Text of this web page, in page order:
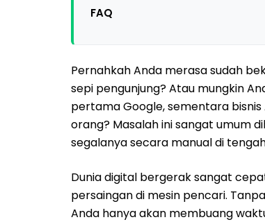
FAQ
Pernahkah Anda merasa sudah
sepi pengunjung? Atau mungkin
pertama Google, sementara
orang? Masalah ini sangat umum
segalanya secara manual di
Dunia digital bergerak sangat
persaingan di mesin pencari.
Anda hanya akan membuang